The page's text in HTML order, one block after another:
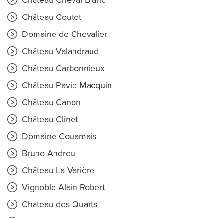
Château Coutet
Domaine de Chevalier
Château Valandraud
Château Carbonnieux
Château Pavie Macquin
Château Canon
Château Clinet
Domaine Couamais
Bruno Andreu
Château La Varière
Vignoble Alain Robert
Chateau des Quarts